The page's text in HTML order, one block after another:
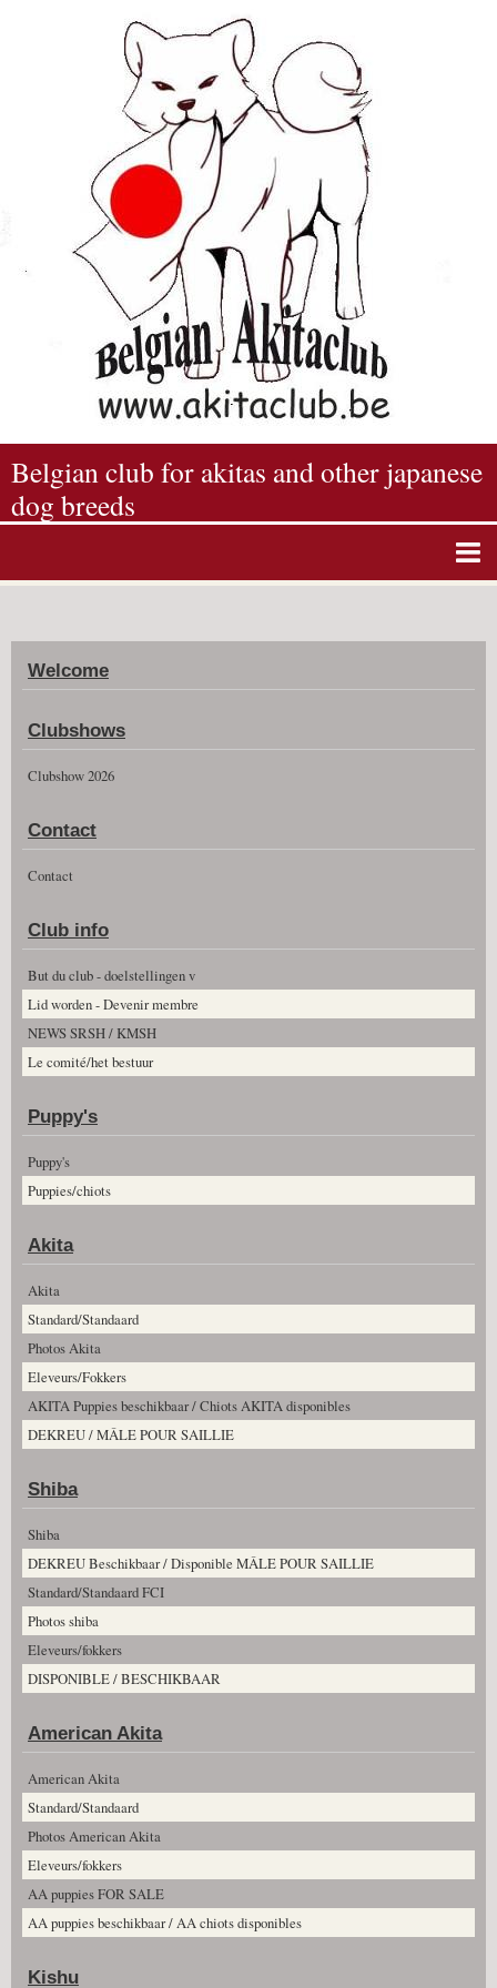
Belgian club for akitas and other japanese
dog breeds
Album photos
Agenda
Guestbook
News
Clubshow 2026
Welcome
Clubshows
Clubshow 2026
Contact
Contact
Club info
But du club - doelstellingen v
Lid worden - Devenir membre
NEWS SRSH / KMSH
Le comité/het bestuur
Puppy's
Puppy's
Puppies/chiots
Akita
Akita
Standard/Standaard
Photos Akita
Eleveurs/Fokkers
AKITA Puppies beschikbaar / Chiots AKITA disponibles
DEKREU / MÂLE POUR SAILLIE
Shiba
Shiba
DEKREU Beschikbaar / Disponible MÂLE POUR SAILLIE
Standard/Standaard FCI
Photos shiba
Eleveurs/fokkers
DISPONIBLE / BESCHIKBAAR
American Akita
American Akita
Standard/Standaard
Photos American Akita
Eleveurs/fokkers
AA puppies FOR SALE
AA puppies beschikbaar / AA chiots disponibles
Kishu